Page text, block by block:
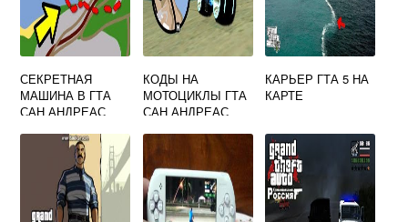
СЕКРЕТНАЯ
МАШИНА В ГТА
САН АНДРЕАС
КОДЫ НА
МОТОЦИКЛЫ ГТА
САН АНДРЕАС
КАРЬЕР ГТА 5 НА
КАРТЕ